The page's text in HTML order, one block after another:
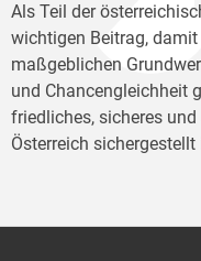
Als Teil der
wichtigen Beitrag,
maßgeblichen
und Chancengleichheit
friedliches, sicheres
Österreich sichergestellt